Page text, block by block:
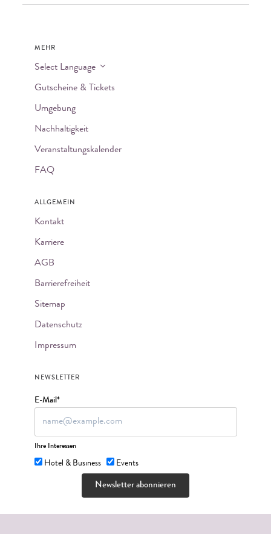
MEHR
Select Language
Gutscheine & Tickets
Umgebung
Nachhaltigkeit
Veranstaltungskalender
FAQ
ALLGEMEIN
Kontakt
Karriere
AGB
Barrierefreiheit
Sitemap
Datenschutz
Impressum
NEWSLETTER
E-Mail*
Ihre Interessen
Hotel & Business Events
Newsletter abonnieren